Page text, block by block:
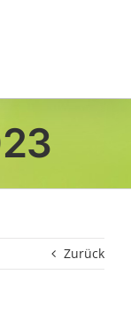
Zurück